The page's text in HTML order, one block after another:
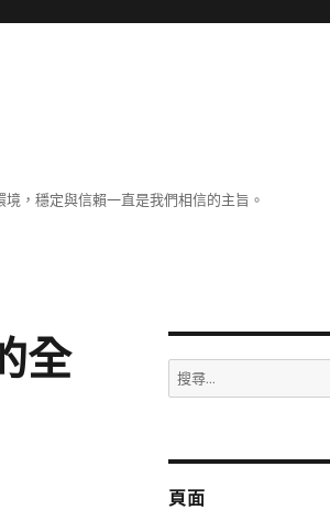
，穩定與信賴一直是我們相信的主旨。
全
搜
尋
字:
頁面